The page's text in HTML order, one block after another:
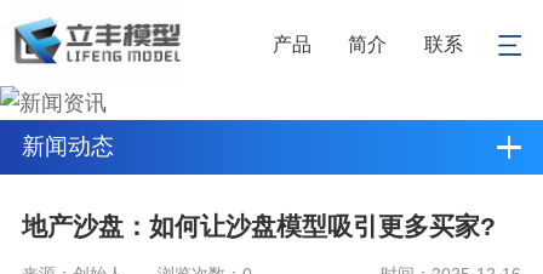
产品 简介 联系
新闻动态
地产沙盘：如何让沙盘模型吸引更多买家?